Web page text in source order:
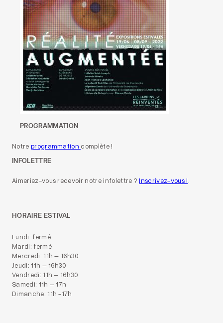
PROGRAMMATION
Notre programmation complète !
INFOLETTRE
Aimeriez-vous recevoir notre infolettre ?Inscrivez-vous !.
HORAIRE ESTIVAL
Lundi: fermé
Mardi: fermé
Mercredi: 11h – 16h30
Jeudi: 11h – 16h30
Vendredi: 11h – 16h30
Samedi: 11h – 17h
Dimanche: 11h -17h